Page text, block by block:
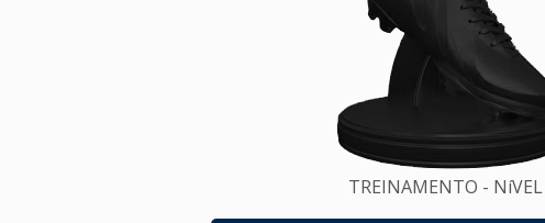
TREINAMENTO - NíVEL